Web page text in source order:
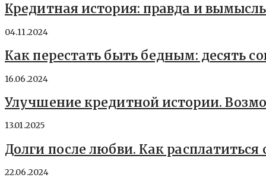
Кредитная история: правда и
04.11.2024
Как перестать быть бедным: десять
16.06.2024
Улучшение кредитной истории.
13.01.2025
Долги после любви. Как
22.06.2024